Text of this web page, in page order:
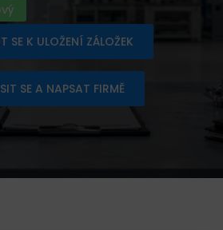
SE K ULOŽENÍ ZÁLOŽEK
SE A NAPSAT FIRMĚ